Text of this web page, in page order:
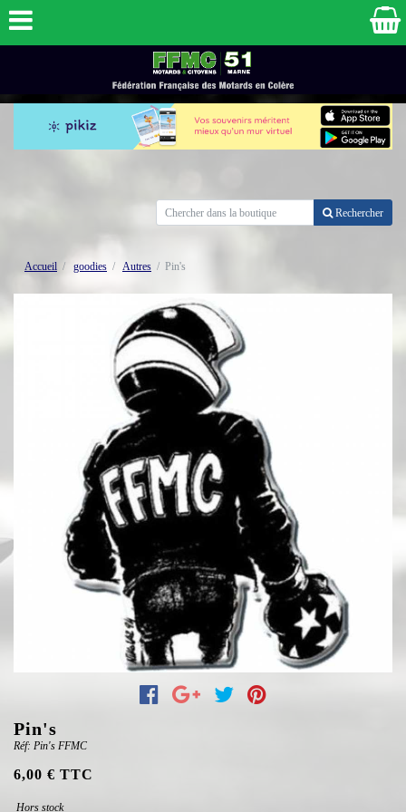
Rechercher
Accueil goodies Autres Pin's
Pin's
Réf: Pin's FFMC
6,00 € TTC
Hors stock